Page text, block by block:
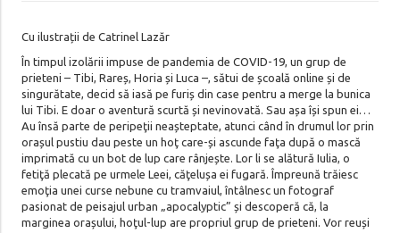
Cu ilustrații de Catrinel Lazăr
În timpul izolării impuse de pandemia de COVID-19, un grup de
prieteni – Tibi, Rareș, Horia și Luca –, sătui de școală online și de
singurătate, decid să iasă pe furiș din case pentru a merge la bunica
lui Tibi. E doar o aventură scurtă și nevinovată. Sau așa își spun ei…
Au însă parte de peripeţii neașteptate, atunci când în drumul lor prin
orașul pustiu dau peste un hoţ care-și ascunde faţa după o mască
imprimată cu un bot de lup care rânjește. Lor li se alătură Iulia, o
fetiţă plecată pe urmele Leei, căţelușa ei fugară. Împreună trăiesc
emoţia unei curse nebune cu tramvaiul, întâlnesc un fotograf
pasionat de peisajul urban „apocalyptic” și descoperă că, la
marginea orașului, hoţul-lup are propriul grup de prieteni. Vor reuși